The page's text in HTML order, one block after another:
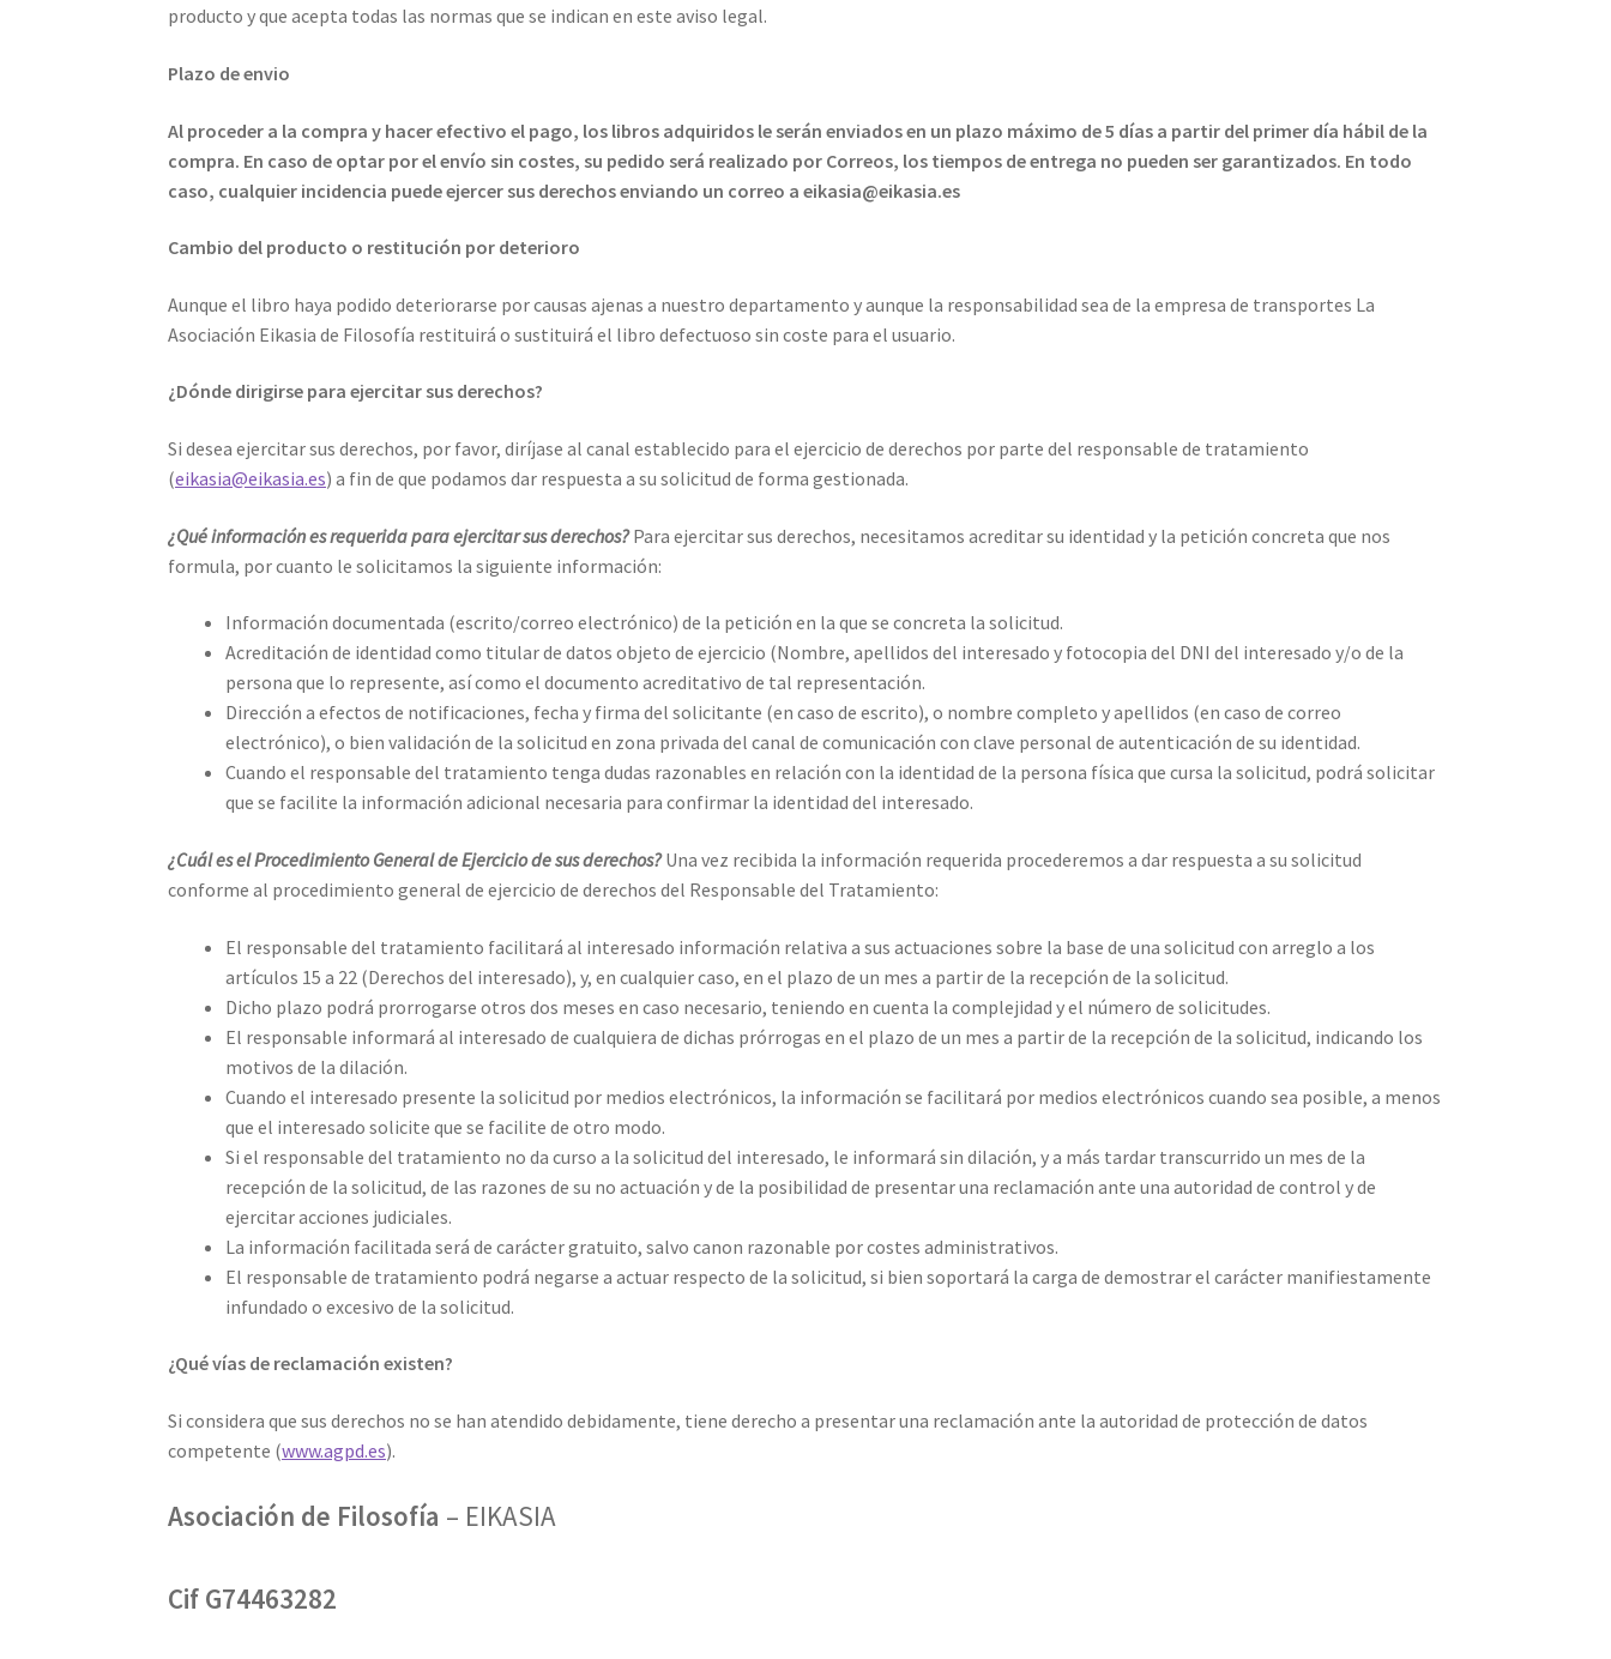
producto y que acepta todas las normas que se indican en este aviso legal.
Plazo de envio
Al proceder a la compra y hacer efectivo el pago, los libros adquiridos le serán enviados en un plazo máximo de 5 días a partir del primer día hábil de la
compra. En caso de optar por el envío sin costes, su pedido será realizado por Correos, los tiempos de entrega no pueden ser garantizados. En todo
caso, cualquier incidencia puede ejercer sus derechos enviando un correo a eikasia@eikasia.es
Cambio del producto o restitución por deterioro
Aunque el libro haya podido deteriorarse por causas ajenas a nuestro departamento y aunque la responsabilidad sea de la empresa de transportes La
Asociación Eikasia de Filosofía restituirá o sustituirá el libro defectuoso sin coste para el usuario.
¿Dónde dirigirse para ejercitar sus derechos?
Si desea ejercitar sus derechos, por favor, diríjase al canal establecido para el ejercicio de derechos por parte del responsable de tratamiento
(eikasia@eikasia.es) a fin de que podamos dar respuesta a su solicitud de forma gestionada.
¿Qué información es requerida para ejercitar sus derechos?Para ejercitar sus derechos, necesitamos acreditar su identidad y la petición concreta que nos
formula, por cuanto le solicitamos la siguiente información:
Información documentada (escrito/correo electrónico) de la petición en la que se concreta la solicitud.
Acreditación de identidad como titular de datos objeto de ejercicio (Nombre, apellidos del interesado y fotocopia del DNI del interesado y/o de la
persona que lo represente, así como el documento acreditativo de tal representación.
Dirección a efectos de notificaciones, fecha y firma del solicitante (en caso de escrito), o nombre completo y apellidos (en caso de correo
electrónico), o bien validación de la solicitud en zona privada del canal de comunicación con clave personal de autenticación de su identidad.
Cuando el responsable del tratamiento tenga dudas razonables en relación con la identidad de la persona física que cursa la solicitud, podrá solicitar
que se facilite la información adicional necesaria para confirmar la identidad del interesado.
¿Cuál es el Procedimiento General de Ejercicio de sus derechos?Una vez recibida la información requerida procederemos a dar respuesta a su solicitud
conforme al procedimiento general de ejercicio de derechos del Responsable del Tratamiento:
El responsable del tratamiento facilitará al interesado información relativa a sus actuaciones sobre la base de una solicitud con arreglo a los
artículos 15 a 22 (Derechos del interesado), y, en cualquier caso, en el plazo de un mes a partir de la recepción de la solicitud.
Dicho plazo podrá prorrogarse otros dos meses en caso necesario, teniendo en cuenta la complejidad y el número de solicitudes.
El responsable informará al interesado de cualquiera de dichas prórrogas en el plazo de un mes a partir de la recepción de la solicitud, indicando los
motivos de la dilación.
Cuando el interesado presente la solicitud por medios electrónicos, la información se facilitará por medios electrónicos cuando sea posible, a menos
que el interesado solicite que se facilite de otro modo.
Si el responsable del tratamiento no da curso a la solicitud del interesado, le informará sin dilación, y a más tardar transcurrido un mes de la
recepción de la solicitud, de las razones de su no actuación y de la posibilidad de presentar una reclamación ante una autoridad de control y de
ejercitar acciones judiciales.
La información facilitada será de carácter gratuito, salvo canon razonable por costes administrativos.
El responsable de tratamiento podrá negarse a actuar respecto de la solicitud, si bien soportará la carga de demostrar el carácter manifiestamente
infundado o excesivo de la solicitud.
¿Qué vías de reclamación existen?
Si considera que sus derechos no se han atendido debidamente, tiene derecho a presentar una reclamación ante la autoridad de protección de datos
competente (www.agpd.es).
Asociación de Filosofía – EIKASIA
Cif G74463282